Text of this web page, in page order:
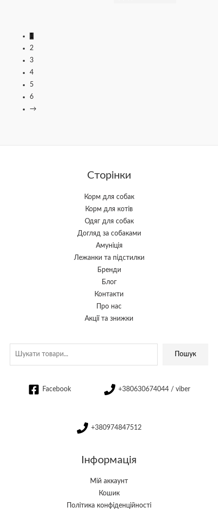
1
2
3
4
5
6
→
Сторінки
Корм для собак
Корм для котів
Одяг для собак
Догляд за собаками
Амуніція
Лежанки та підстилки
Бренди
Блог
Контакти
Про нас
Акції та знижки
Пошук
Facebook +380630674044 / viber
+380974847512
Інформація
Мій аккаунт
Кошик
Політика конфіденційності